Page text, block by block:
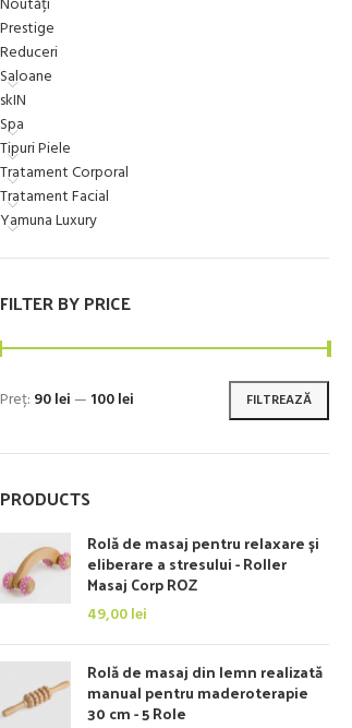
Prestige
Reduceri
Saloane
skIN
Spa
Tipuri Piele
Tratament Corporal
Tratament Facial
Yamuna Luxury
FILTER BY PRICE
FILTREAZĂ
Preț: 90 lei— 100 lei
PRODUCTS
Rolă de masaj pentru relaxare și
eliberare a stresului - Roller
Masaj Corp ROZ
49,00lei
Rolă de masaj din lemn realizată
manual pentru maderoterapie
30 cm - 5 Role